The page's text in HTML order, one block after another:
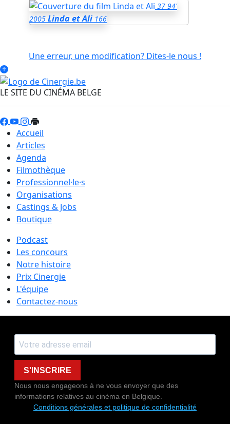
37 94'
2005 Linda et Ali 166
Une erreur, une modification? Dites-le nous !
LE SITE DU CINÉMA BELGE
Accueil
Articles
Agenda
Filmothèque
Professionnel·le·s
Organisations
Castings & Jobs
Boutique
Podcast
Les concours
Notre histoire
Prix Cinergie
L'équipe
Contactez-nous
S'INSCRIRE
Nous nous engageons à ne vous envoyer que des
informations relatives au cinéma en Belgique.
Conditions générales et politique de confidentialité